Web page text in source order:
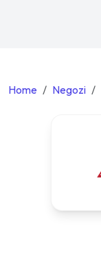
Home Negozi